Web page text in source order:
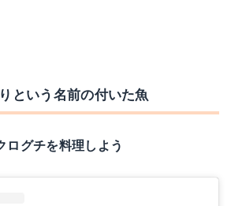
という名前の付いた魚
ログチを料理しよう